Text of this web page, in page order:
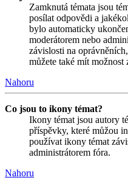
Zamknutá témata jsou
posílat odpovědi a
bylo automaticky
moderátorem nebo
závislosti na
můžete také mít možnost
Nahoru
Co jsou to ikony témat?
Ikony témat jsou autory
příspěvky, které můžou
používat ikony témat
administrátorem fóra.
Nahoru